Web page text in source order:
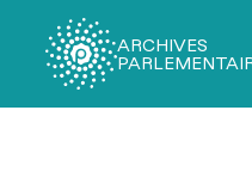
ARCHIVES